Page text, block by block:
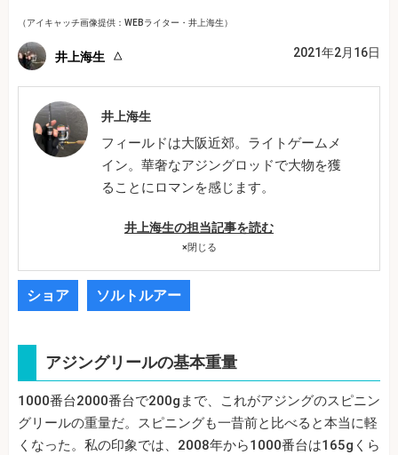
（アイキャッチ画像提供：WEBライター・井上海生）
井上海生 2021年2月16日
井上海生
フィールドは大阪近郊。ライトゲームメ
イン。華奢なアジングロッドで大物を獲
ることにロマンを感じます。
井上海生の担当記事を読む
×閉じる
ショア ソルトルアー
アジングリールの基本重量
1000番台2000番台で200gまで、これがアジングのスピニン
グリールの重量だ。スピニングも一昔前と比べると本当に軽
くなった。私の印象では、2008年から1000番台は165gくら